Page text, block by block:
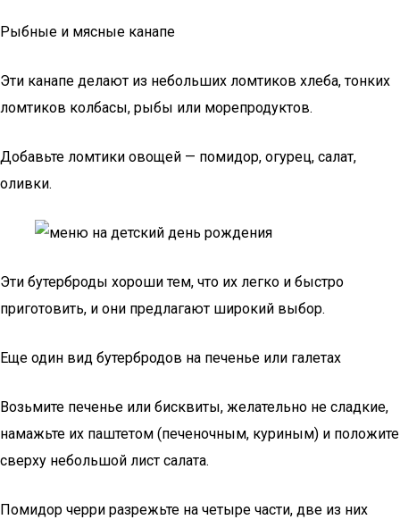
Рыбные и мясные канапе
Эти канапе делают из небольших ломтиков хлеба, тонких
ломтиков колбасы, рыбы или морепродуктов.
Добавьте ломтики овощей — помидор, огурец, салат,
оливки.
Эти бутерброды хороши тем, что их легко и быстро
приготовить, и они предлагают широкий выбор.
Еще один вид бутербродов на печенье или галетах
Возьмите печенье или бисквиты, желательно не сладкие,
намажьте их паштетом (печеночным, куриным) и положите
сверху небольшой лист салата.
Помидор черри разрежьте на четыре части, две из них